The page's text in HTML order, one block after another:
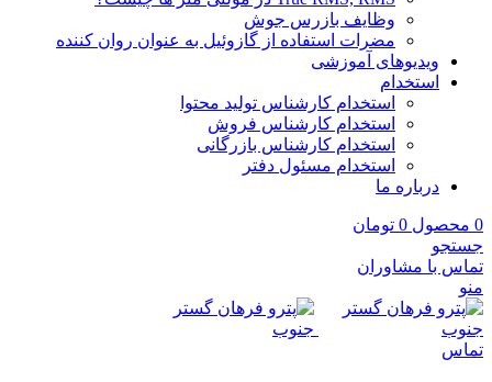
وظایف بازرس جوش
مضرات استفاده از گازوئیل به عنوان روان کننده
ویدیوهای آموزشی
استخدام
استخدام کارشناس تولید محتوا
استخدام کارشناس فروش
استخدام کارشناس بازرگانی
استخدام مسئول دفتر
درباره ما
0 محصول 0 تومان
جستجو
تماس با مشاوران
منو
تماس